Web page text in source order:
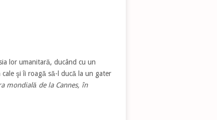
lor umanitară, ducând cu un
şi îi roagă să-l ducă la un gater
mondială de la Cannes, în